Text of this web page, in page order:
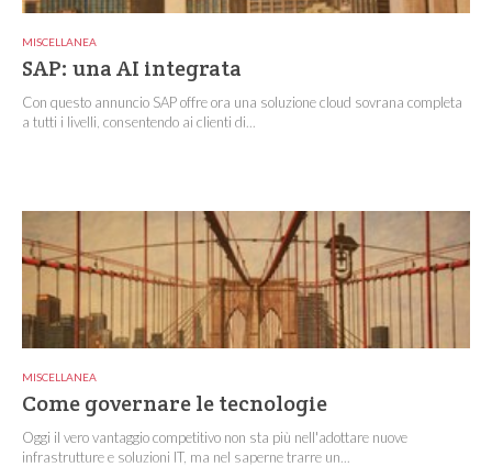
MISCELLANEA
SAP: una AI integrata
Con questo annuncio SAP offre ora una soluzione cloud sovrana completa
a tutti i livelli, consentendo ai clienti di...
MISCELLANEA
Come governare le tecnologie
Oggi il vero vantaggio competitivo non sta più nell'adottare nuove
infrastrutture e soluzioni IT, ma nel saperne trarre un...